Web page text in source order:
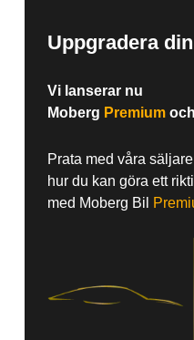
Uppgradera
Vi lanserar nu
Moberg Premiumoch
Prata med våra
hur du kan göra ett
med Moberg Bil